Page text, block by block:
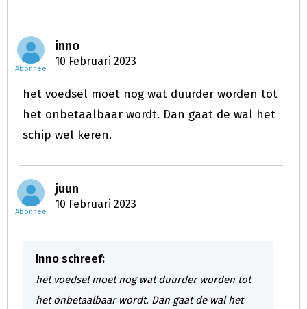
Abonnee
inno
10 Februari 2023
het voedsel moet nog wat duurder worden tot
het onbetaalbaar wordt. Dan gaat de wal het
schip wel keren.
Abonnee
juun
10 Februari 2023
inno schreef:
het voedsel moet nog wat duurder worden tot
het onbetaalbaar wordt. Dan gaat de wal het